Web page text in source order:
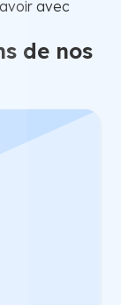
avec
de nos